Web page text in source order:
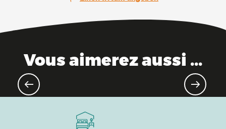
Vous aimerez aussi ...